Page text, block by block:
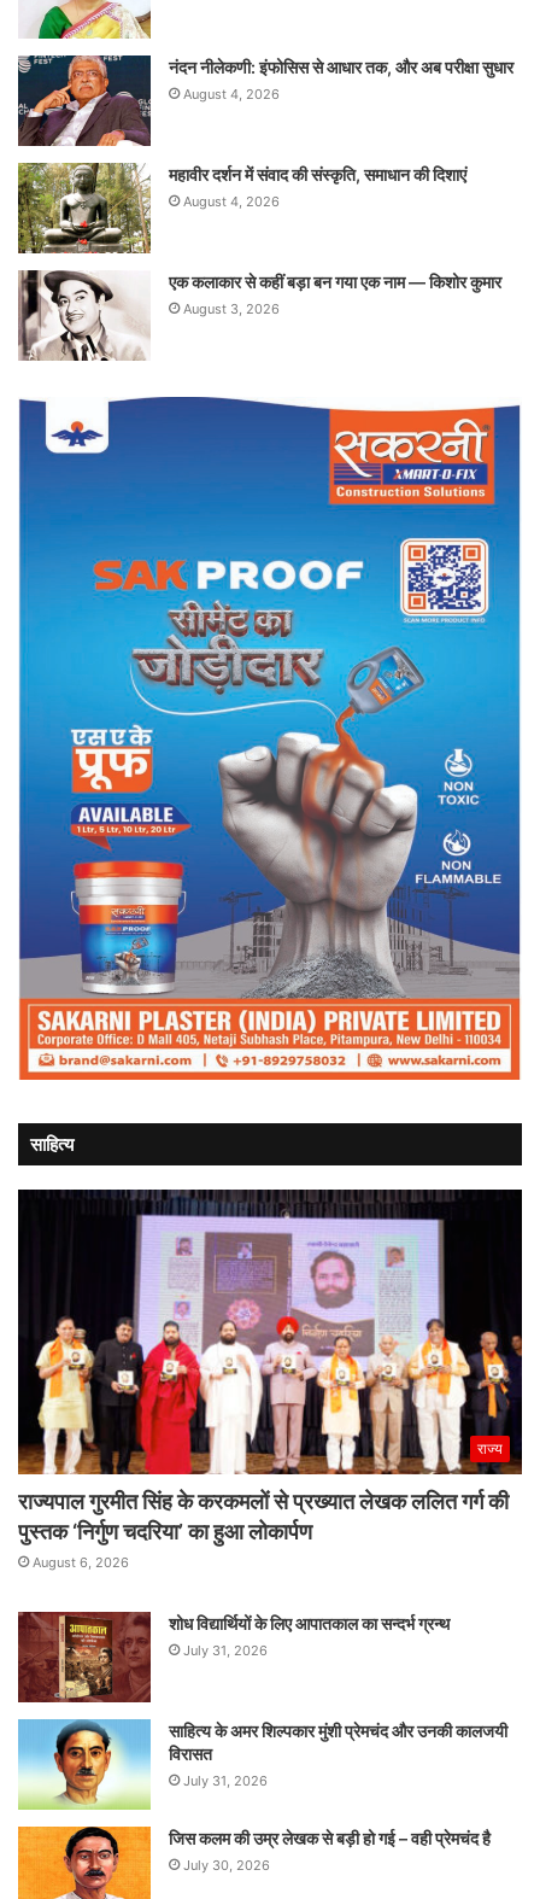
नंदन नीलेकणी: इंफोसिस से आधार तक, और अब परीक्षा सुधार
August 4, 2026
महावीर दर्शन में संवाद की संस्कृति, समाधान की दिशाएं
August 4, 2026
एक कलाकार से कहीं बड़ा बन गया एक नाम — किशोर कुमार
August 3, 2026
साहित्य
राज्य
राज्यपाल गुरमीत सिंह के करकमलों से प्रख्यात लेखक ललित गर्ग की
पुस्तक ‘निर्गुण चदरिया’ का हुआ लोकार्पण
August 6, 2026
शोध विद्यार्थियों के लिए आपातकाल का सन्दर्भ ग्रन्थ
July 31, 2026
साहित्य के अमर शिल्पकार मुंशी प्रेमचंद और उनकी कालजयी
विरासत
July 31, 2026
जिस कलम की उम्र लेखक से बड़ी हो गई – वही प्रेमचंद है
July 30, 2026